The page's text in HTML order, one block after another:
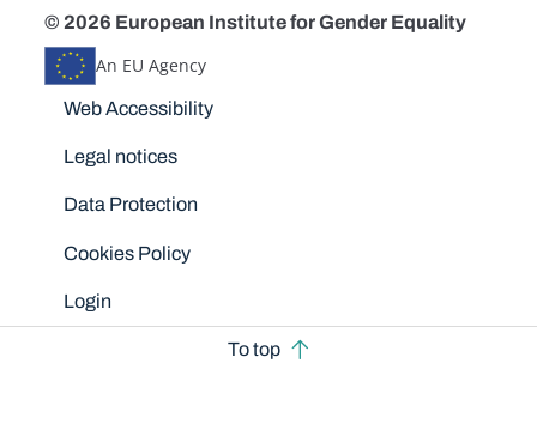
© 2026 European Institute for Gender Equality
An EU Agency
Disclaimers
Web Accessibility
Legal notices
Data Protection
Cookies Policy
Login
To top